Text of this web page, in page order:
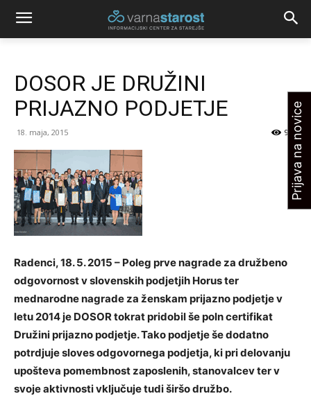
DOSOR JE DRUŽINI
PRIJAZNO PODJETJE
18. maja, 2015 902
Radenci, 18. 5. 2015 – Poleg prve nagrade za družbeno
odgovornost v slovenskih podjetjih Horus ter
mednarodne nagrade za ženskam prijazno podjetje v
letu 2014 je DOSOR tokrat pridobil še poln certifikat
Družini prijazno podjetje. Tako podjetje še dodatno
potrdjuje sloves odgovornega podjetja, ki pri delovanju
upošteva pomembnost zaposlenih, stanovalcev ter v
svoje aktivnosti vključuje tudi širšo družbo.
Prijava na novice